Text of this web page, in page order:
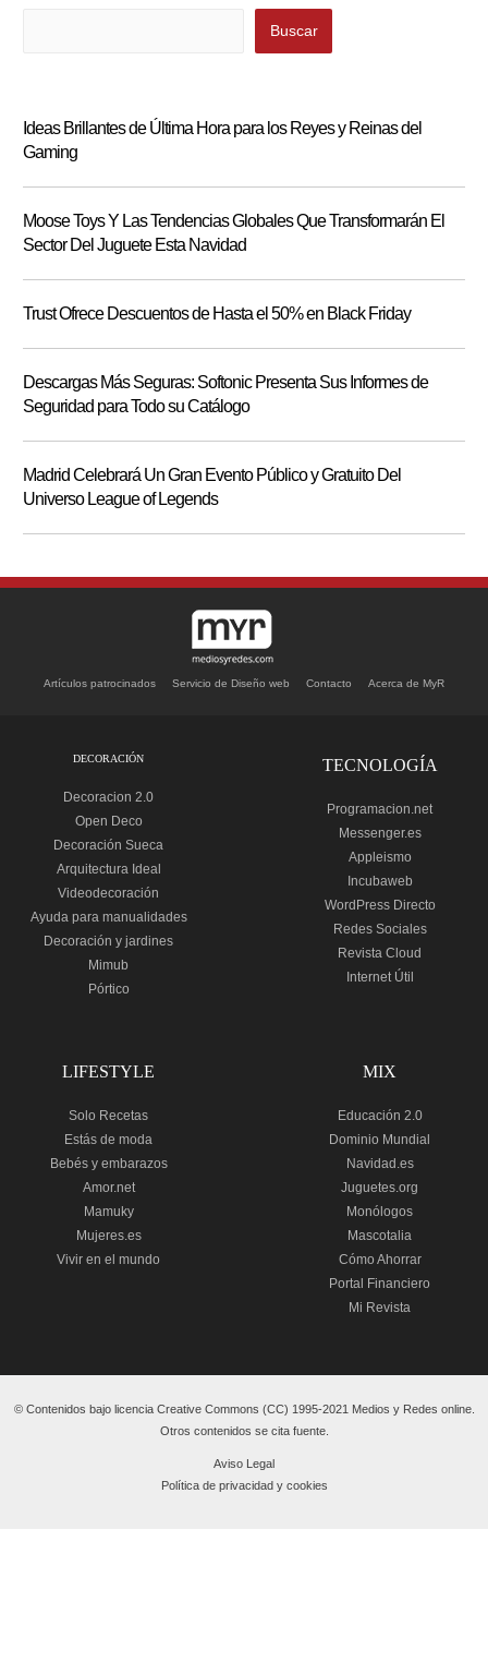
Buscar
Ideas Brillantes de Última Hora para los Reyes y Reinas del
Gaming
Moose Toys Y Las Tendencias Globales Que Transformarán El
Sector Del Juguete Esta Navidad
Trust Ofrece Descuentos de Hasta el 50% en Black Friday
Descargas Más Seguras: Softonic Presenta Sus Informes de
Seguridad para Todo su Catálogo
Madrid Celebrará Un Gran Evento Público y Gratuito Del
Universo League of Legends
Artículos patrocinados Servicio de Diseño web Contacto Acerca de MyR
DECORACIÓN
Decoracion 2.0
Open Deco
Decoración Sueca
Arquitectura Ideal
Videodecoración
Ayuda para manualidades
Decoración y jardines
Mimub
Pórtico
TECNOLOGÍA
Programacion.net
Messenger.es
Appleismo
Incubaweb
WordPress Directo
Redes Sociales
Revista Cloud
Internet Útil
LIFESTYLE
Solo Recetas
Estás de moda
Bebés y embarazos
Amor.net
Mamuky
Mujeres.es
Vivir en el mundo
MIX
Educación 2.0
Dominio Mundial
Navidad.es
Juguetes.org
Monólogos
Mascotalia
Cómo Ahorrar
Portal Financiero
Mi Revista
© Contenidos bajo licencia Creative Commons (CC) 1995-2021 Medios y Redes online.
Otros contenidos se cita fuente.
Aviso Legal
Política de privacidad y cookies